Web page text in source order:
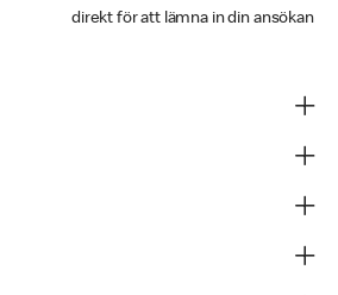
direkt för att lämna in din ansökan